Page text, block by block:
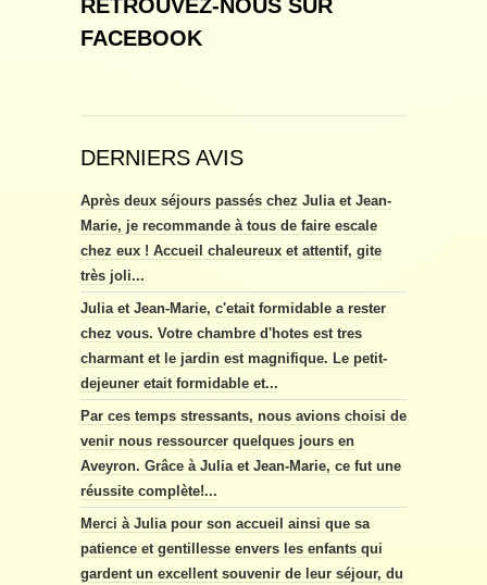
RETROUVEZ-NOUS SUR
FACEBOOK
DERNIERS AVIS
Après deux séjours passés chez Julia et Jean-
Marie, je recommande à tous de faire escale
chez eux ! Accueil chaleureux et attentif, gite
très joli...
Julia et Jean-Marie, c'etait formidable a rester
chez vous. Votre chambre d'hotes est tres
charmant et le jardin est magnifique. Le petit-
dejeuner etait formidable et...
Par ces temps stressants, nous avions choisi de
venir nous ressourcer quelques jours en
Aveyron. Grâce à Julia et Jean-Marie, ce fut une
réussite complète!...
Merci à Julia pour son accueil ainsi que sa
patience et gentillesse envers les enfants qui
gardent un excellent souvenir de leur séjour, du